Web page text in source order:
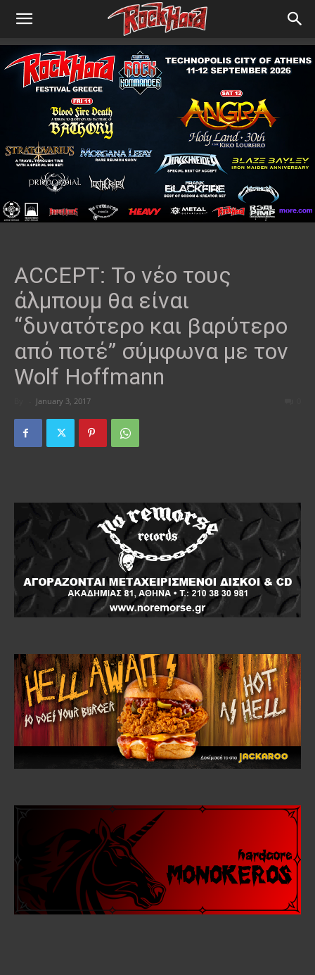
ACCEPT: Το νέο τους
άλμπουμ θα είναι
“δυνατότερο και βαρύτερο
από ποτέ” σύμφωνα με τον
Wolf Hoffmann
January 3, 2017